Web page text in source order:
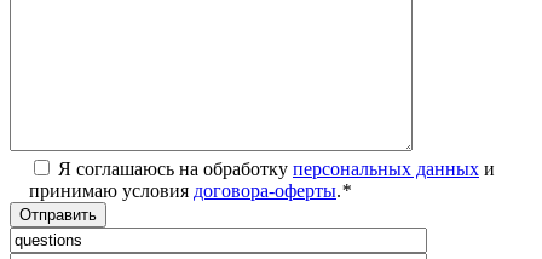
Я соглашаюсь на обработку персональных данных и
принимаю условия договора-оферты.*